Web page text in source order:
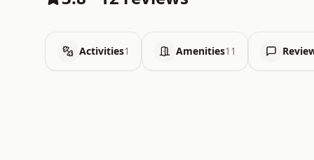
Activities1 Amenities11